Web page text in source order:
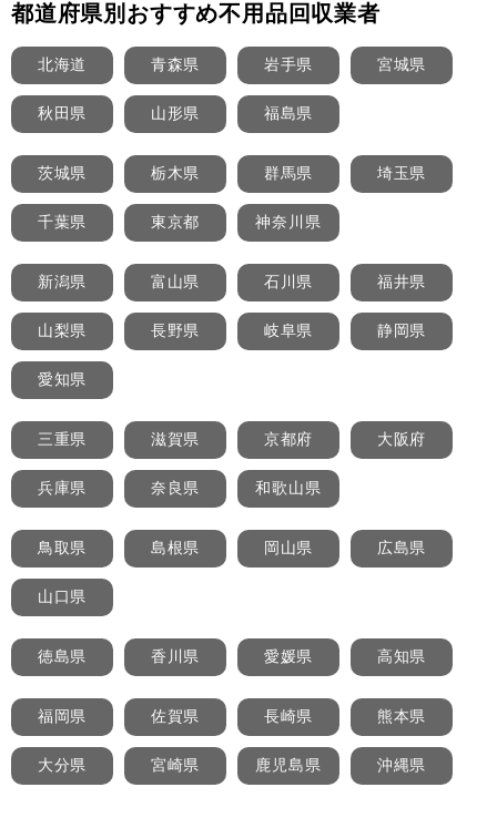
都道府県別おすすめ不用品回収業者
北海道 青森県 岩手県 宮城県
秋田県 山形県 福島県
茨城県 栃木県 群馬県 埼玉県
千葉県 東京都 神奈川県
新潟県 富山県 石川県 福井県
山梨県 長野県 岐阜県 静岡県
愛知県
三重県 滋賀県 京都府 大阪府
兵庫県 奈良県 和歌山県
鳥取県 島根県 岡山県 広島県
山口県
徳島県 香川県 愛媛県 高知県
福岡県 佐賀県 長崎県 熊本県
大分県 宮崎県 鹿児島県 沖縄県